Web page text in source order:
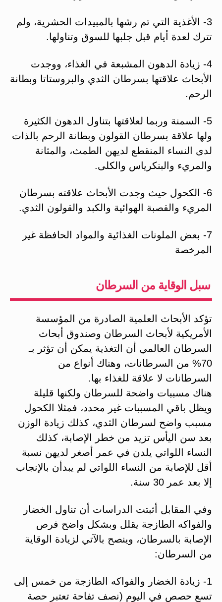
3- الأغذية التي تم رشها بالمبيدات الحشرية، ولم
تترك لعدة أيام قبل جلبها للسوق وتناولها.
4- زيادة الدهون المشبعة في الغذاء، ووجدت
الأبحاث علاقتها بسرطان الثدي والبروستاتا وبطانة
الرحم.
5- السمنة وربما لعلاقتها بتناول الدهون الكثيرة
ولها علاقة بسرطان القولون وبطانة الرحم بالذات
لدى النساء المنقطع لديهن الطمث، والمثانة
والمريء والبنكرياس والكلى.
6- الكحول حيث وجدت الأبحاث علاقته بسرطان
المريء والقصبة الهوائية والكبد والقولون الثدي.
7- بعض الملونات الغذائية والمواد الحافظة غير
المرخصة
سبل الوقاية من السرطان
تؤكد الأبحاث العلمية الصادرة من المؤسسة
الأمريكية لأبحاث السرطان وصندوق أبحاث
السرطان العالمي أن التغذية يمكن أن تؤثر بـ
70% من السرطانات، وهناك أنواع من
السرطانات لا علاقة للغذاء بها.
هناك مسببات واضحة للسرطان ولكنها قليلة
ويظل باقي المسببات غير محدد، فمثلا الكحول
مسبب واضح لسرطان الثدي، كذلك زيادة الوزن
بعد سن اليأس تزيد من خطر الإصابة، كذلك
النساء اللواتي يلدن في عمر أصغر لديهن نسبة
أقل للإصابة من النساء اللواتي لم يبدأن بالإنجاب
إلا بعد عمر 30 سنة.
وفي المقابل أثبتت الدراسات أن تناول الخضار
والفواكه الطازجة يقلل وبشكل واضح فرص
الإصابة بالسرطان، وينصح بالآتي لزيادة الوقاية
من السرطان:
1- زيادة الخضار والفواكه الطازجة من خمس إلى
تسع حصص في اليوم (نصف تفاحة تعتبر حصة